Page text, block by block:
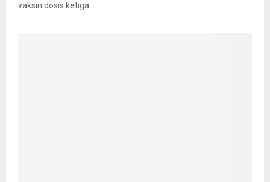
vaksin dosis ketiga...